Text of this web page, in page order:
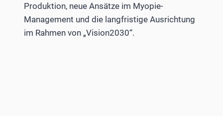
Produktion, neue Ansätze im Myopie-
Management und die langfristige Ausrichtung
im Rahmen von „Vision2030“.